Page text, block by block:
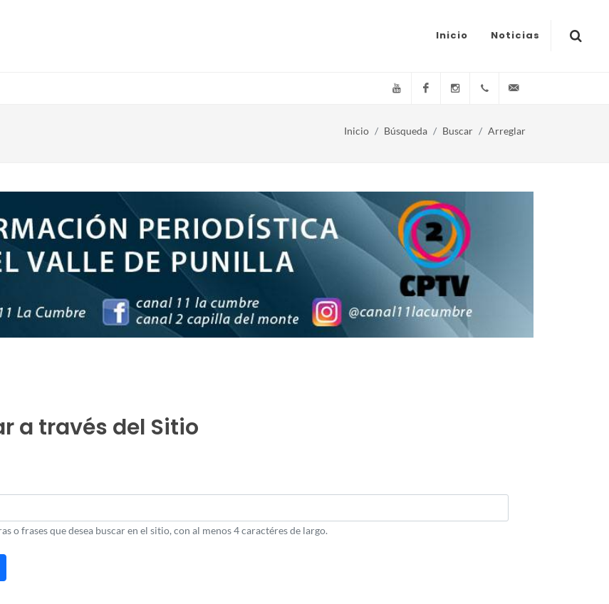
Inicio Noticias
YouTube FacebookInstagram(+54)(9)3548-576073
Inicio Búsqueda Buscar Arreglar
a través del Sitio
o frases que desea buscar en el sitio, con al menos 4 caractéres de largo.